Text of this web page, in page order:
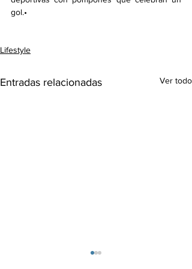
gol.•
Lifestyle
Entradas relacionadas Ver todo